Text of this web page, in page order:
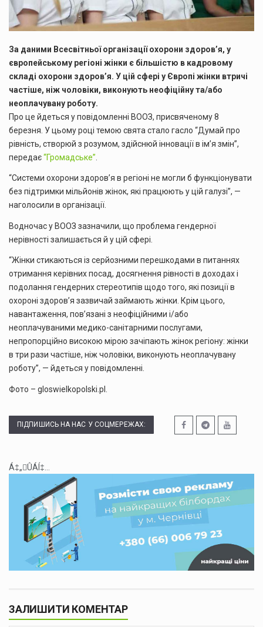
За даними Всесвітньої організації охорони здоров’я, у
європейському регіоні жінки є більшістю в кадровому
складі охорони здоров’я. У цій сфері у Європі жінки втричі
частіше, ніж чоловіки, виконують неофіційну та/або
неоплачувану роботу.
Про це йдеться у повідомленні ВООЗ, присвяченому 8
березня. У цьому році темою свята стало гасло “Думай про
рівність, створюй з розумом, здійснюй інновації в ім’я змін”,
передає“Громадське”
“Системи охорони здоров’я в регіоні не могли б функціонувати
без підтримки мільйонів жінок, які працюють у цій галузі”, —
наголосили в організації.
Водночас у ВООЗ зазначили, що проблема гендерної
нерівності залишається й у цій сфері.
“Жінки стикаються із серйозними перешкодами в питаннях
отримання керівних посад, досягнення рівності в доходах і
подолання гендерних стереотипів щодо того, які позиції в
охороні здоров’я зазвичай займають жінки. Крім цього,
навантаження, пов’язані з неофіційними і/або
неоплачуваними медико-санітарними послугами,
непропорційно високою мірою зачіпають жінок регіону: жінки
в три рази частіше, ніж чоловіки, виконують неоплачувану
роботу”, — йдеться у повідомленні.
Фото – gloswielkopolski.pl.
ПІДПИШИСЬ НА НАС У СОЦМЕРЕЖАХ:
Á‡„ÛÁÍ‡...
ЗАЛИШИТИ КОМЕНТАР